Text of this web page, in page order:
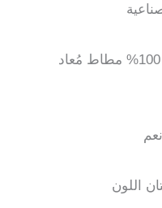
100% مطاط مُعاد
نعم
اللون